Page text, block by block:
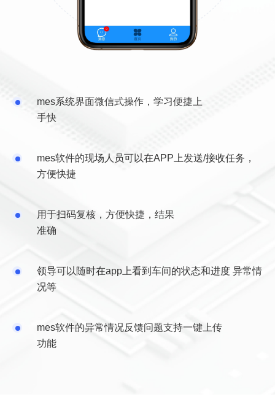
mes系统界面微信式操作，学习便捷上
手快
mes软件的现场人员可以在APP上发送/接收任务，
方便快捷
用于扫码复核，方便快捷，结果
准确
领导可以随时在app上看到车间的状态和进度 异常情
况等
mes软件的异常情况反馈问题支持一键上传
功能